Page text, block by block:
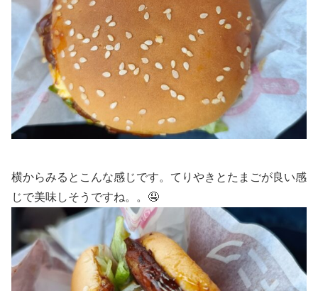
横からみるとこんな感じです。てりやきとたまごが良い感
じで美味しそうですね。。🤤